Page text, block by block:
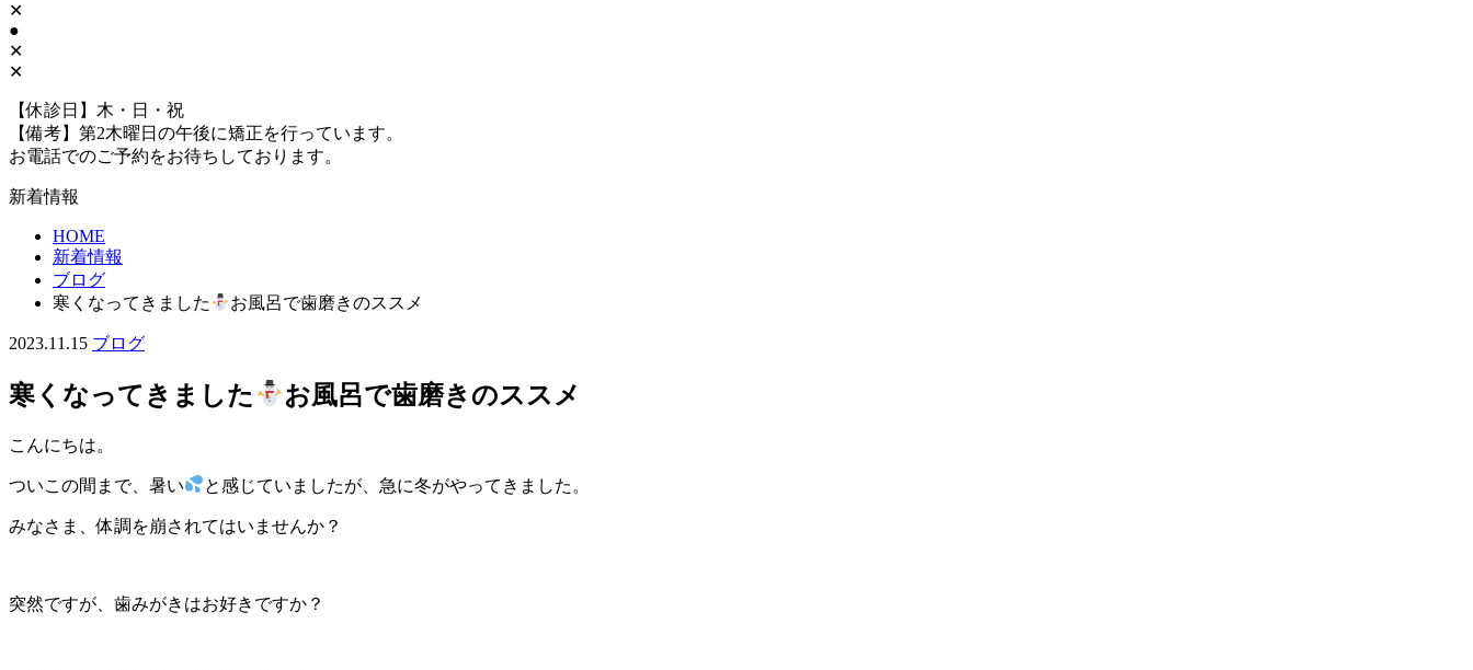
✕
●
✕
✕
【休診日】木・日・祝
【備考】第2木曜日の午後に矯正を行っています。
お電話でのご予約をお待ちしております。
新着情報
HOME
新着情報
ブログ
寒くなってきました
お風呂で歯磨きのススメ
2023.11.15 ブログ
寒くなってきました お風呂で歯磨きのススメ
こんにちは。
ついこの間まで、暑い と感じていましたが、急に冬がやってきました。
みなさま、体調を崩されてはいませんか？
突然ですが、歯みがきはお好きですか？